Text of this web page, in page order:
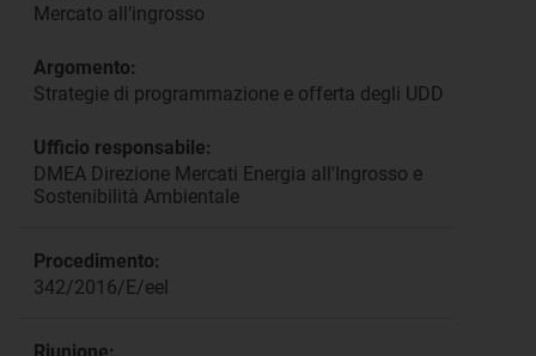
Mercato all’ingrosso
Argomento:
Strategie di programmazione e offerta degli UDD
Ufficio responsabile:
DMEA Direzione Mercati Energia all'Ingrosso e
Sostenibilità Ambientale
Procedimento:
342/2016/E/eel